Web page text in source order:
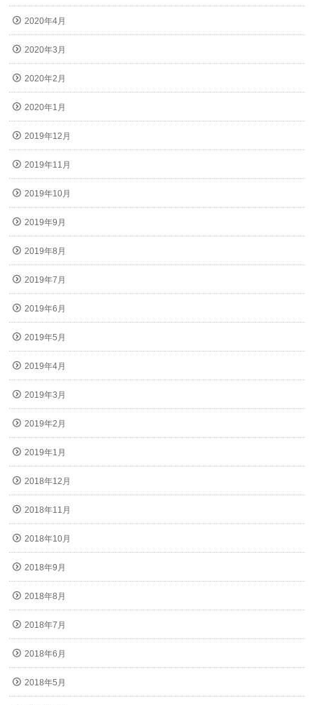
2020年4月
2020年3月
2020年2月
2020年1月
2019年12月
2019年11月
2019年10月
2019年9月
2019年8月
2019年7月
2019年6月
2019年5月
2019年4月
2019年3月
2019年2月
2019年1月
2018年12月
2018年11月
2018年10月
2018年9月
2018年8月
2018年7月
2018年6月
2018年5月